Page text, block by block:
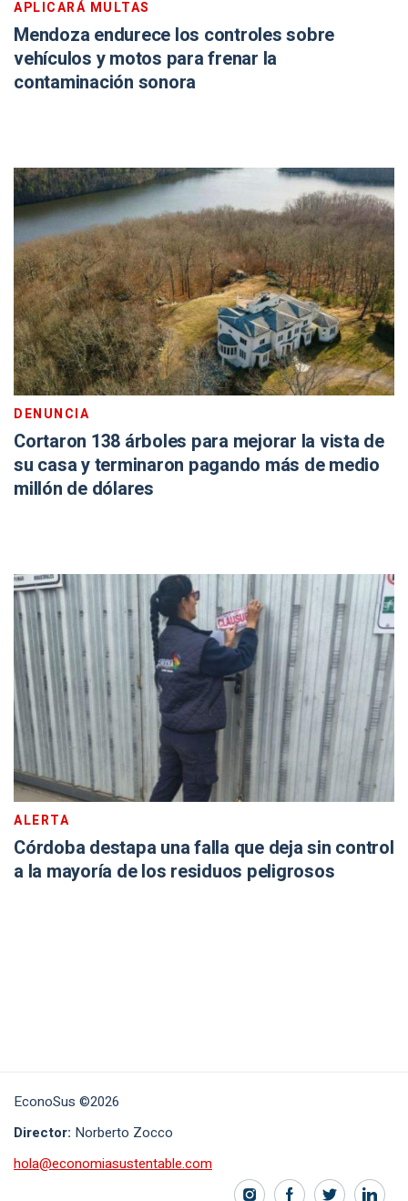
APLICARÁ MULTAS
Mendoza endurece los controles sobre
vehículos y motos para frenar la
contaminación sonora
DENUNCIA
Cortaron 138 árboles para mejorar la vista de
su casa y terminaron pagando más de medio
millón de dólares
ALERTA
Córdoba destapa una falla que deja sin control
a la mayoría de los residuos peligrosos
EconoSus ©2026
Director: Norberto Zocco
hola@economiasustentable.com